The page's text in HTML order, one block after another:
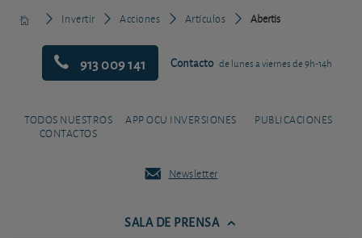
Invertir Acciones Artículos Abertis
913 009 141 Contacto de lunes a viernes de 9h-14h
TODOS NUESTROS
CONTACTOS
APP OCU INVERSIONES PUBLICACIONES
Newsletter
SALA DE PRENSA